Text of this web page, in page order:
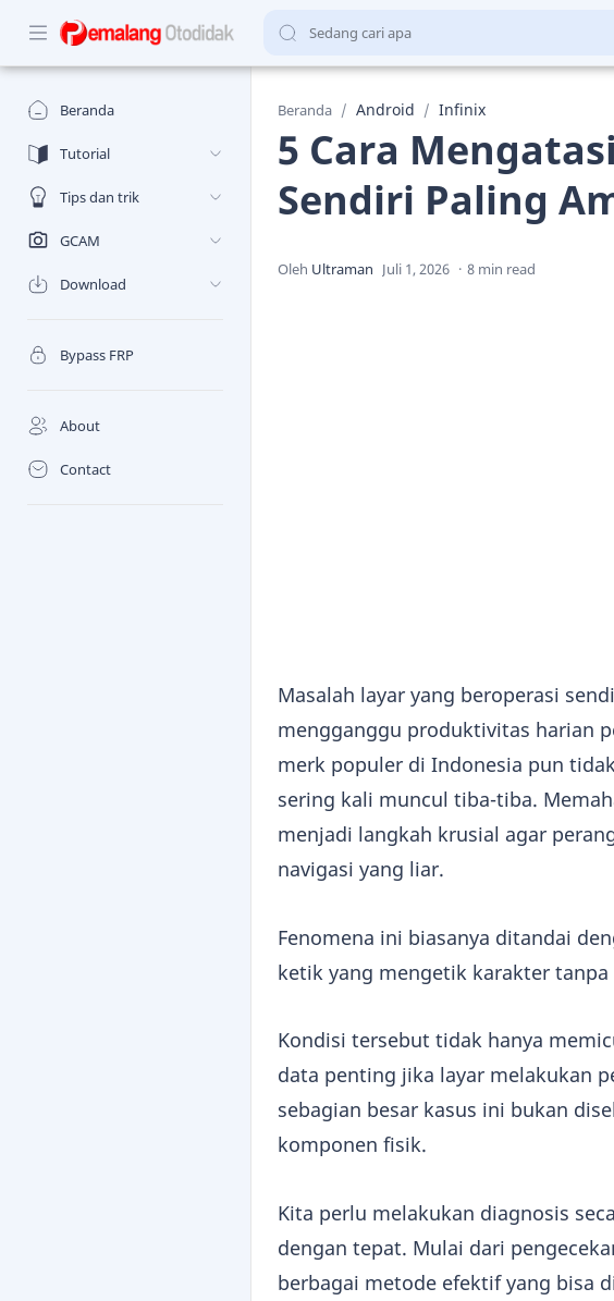
Beranda
Tutorial
Tips dan trik
GCAM
Download
Bypass FRP
About
Contact
Beranda Android Infinix
5 Cara
Sendiri Paling
8 min read
Masalah layar yang beroperasi
mengganggu produktivitas harian
merk populer di Indonesia pun
sering kali muncul tiba-tiba.
menjadi langkah krusial agar
navigasi yang liar.
Fenomena ini biasanya ditandai
ketik yang mengetik karakter
Kondisi tersebut tidak hanya
data penting jika layar melakukan
sebagian besar kasus ini bukan
komponen fisik.
Kita perlu melakukan diagnosis
dengan tepat. Mulai dari
berbagai metode efektif yang bisa